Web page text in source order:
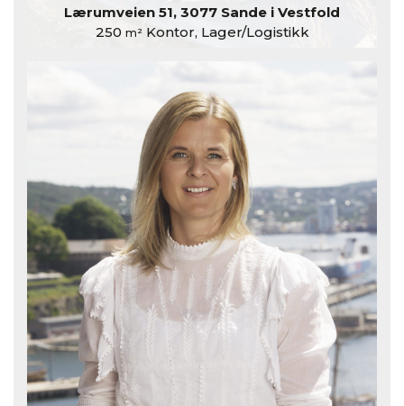
Lærumveien 51, 3077 Sande i Vestfold
250 m²Kontor, Lager/Logistikk